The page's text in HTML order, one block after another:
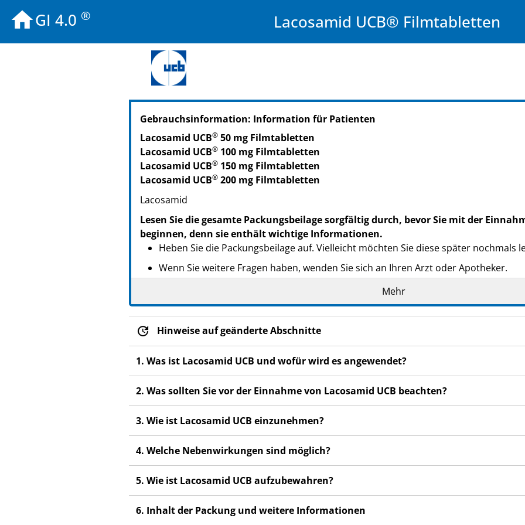
GI 4.0 ® Lacosamid UCB® Filmtabletten
PZN: 16031787
PPN: 111603178713
PZN: 16031793
PPN: 111603179376
PZN: 17587765
PPN: 111758776589
Gebrauchsinformation: Information für Patienten
Lacosamid UCB® 50 mg Filmtabletten
Lacosamid UCB® 100 mg Filmtabletten
Lacosamid UCB® 150 mg Filmtabletten
Lacosamid UCB® 200 mg Filmtabletten
Lacosamid
Lesen Sie die gesamte Packungsbeilage sorgfältig durch, bevor Sie mit der
beginnen, denn sie enthält wichtige Informationen.
Heben Sie die Packungsbeilage auf. Vielleicht möchten Sie diese später nochmals
Wenn Sie weitere Fragen haben, wenden Sie sich an Ihren Arzt oder Apotheker.
Dieses Arzneimittel wurde Ihnen persönlich verschrieben. Geben Sie es nicht an
anderen Menschen schaden, auch wenn diese die gleichen Beschwerden haben
Nebenwirkungen, die nicht in dieser Packungsbeilage angegeben sind. Siehe
Mehr
Hinweise auf geänderte Abschnitte
1. Was ist Lacosamid UCB und wofür wird es angewendet?
2. Was sollten Sie vor der Einnahme von Lacosamid UCB beachten?
3. Wie ist Lacosamid UCB einzunehmen?
4. Welche Nebenwirkungen sind möglich?
5. Wie ist Lacosamid UCB aufzubewahren?
6. Inhalt der Packung und weitere Informationen